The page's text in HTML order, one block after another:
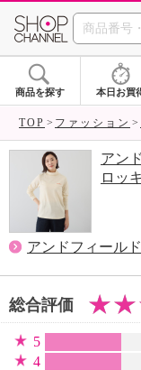
商品を探す 本日お買
TOP ファッション
アン
ロッ
アンドフィール
総合評価
5
4